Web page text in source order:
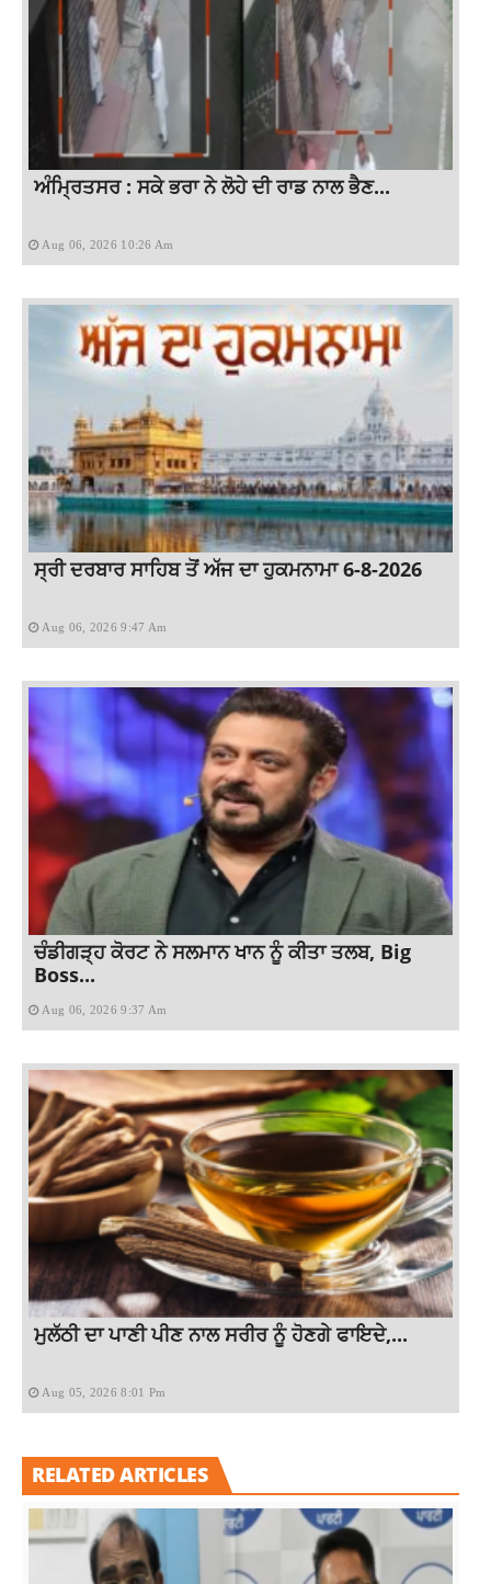
ਅੰਮ੍ਰਿਤਸਰ : ਸਕੇ ਭਰਾ ਨੇ ਲੋਹੇ ਦੀ ਰਾਡ ਨਾਲ ਭੈਣ...
Aug 06, 2026 10:26 Am
ਸ੍ਰੀ ਦਰਬਾਰ ਸਾਹਿਬ ਤੋਂ ਅੱਜ ਦਾ ਹੁਕਮਨਾਮਾ 6-8-2026
Aug 06, 2026 9:47 Am
ਚੰਡੀਗੜ੍ਹ ਕੋਰਟ ਨੇ ਸਲਮਾਨ ਖਾਨ ਨੂੰ ਕੀਤਾ ਤਲਬ, Big
Boss...
Aug 06, 2026 9:37 Am
ਮੁਲੱਠੀ ਦਾ ਪਾਣੀ ਪੀਣ ਨਾਲ ਸਰੀਰ ਨੂੰ ਹੋਣਗੇ ਫਾਇਦੇ,...
Aug 05, 2026 8:01 Pm
RELATED ARTICLES